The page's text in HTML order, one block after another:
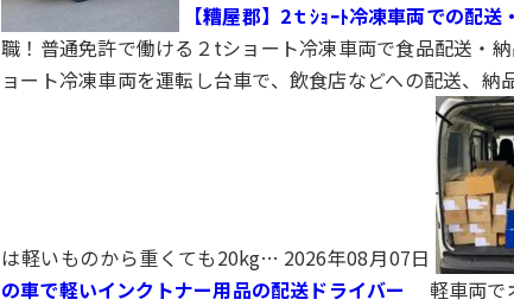
【糟屋郡】2ｔｼｮｰﾄ冷凍車両での配送
職！普通免許で働ける２tショート冷凍車両で食品配送・
ョート冷凍車両を運転し台車で、飲食店などへの配送、
は軽いものから重くても20kg… 2026年08月07日
の車で軽いインクトナー用品の配送ドライバー
軽車両で